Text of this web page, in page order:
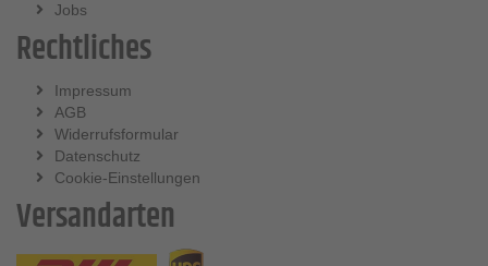
Jobs
Rechtliches
Impressum
AGB
Widerrufsformular
Datenschutz
Cookie-Einstellungen
Versandarten